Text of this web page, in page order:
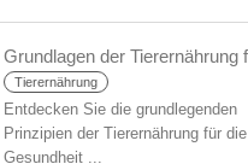
Tierernährung
Entdecken Sie die grundlegenden
Prinzipien der Tierernährung für die
Gesundheit ...